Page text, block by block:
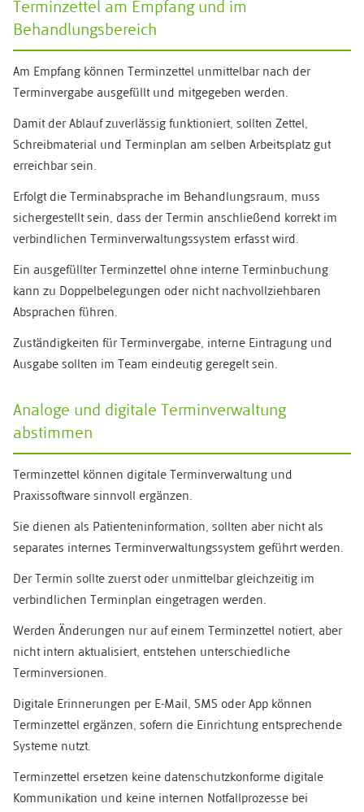
Terminzettel am Empfang und im
Behandlungsbereich
Am Empfang können Terminzettel unmittelbar nach der
Terminvergabe ausgefüllt und mitgegeben werden.
Damit der Ablauf zuverlässig funktioniert, sollten Zettel,
Schreibmaterial und Terminplan am selben Arbeitsplatz gut
erreichbar sein.
Erfolgt die Terminabsprache im Behandlungsraum, muss
sichergestellt sein, dass der Termin anschließend korrekt im
verbindlichen Terminverwaltungssystem erfasst wird.
Ein ausgefüllter Terminzettel ohne interne Terminbuchung
kann zu Doppelbelegungen oder nicht nachvollziehbaren
Absprachen führen.
Zuständigkeiten für Terminvergabe, interne Eintragung und
Ausgabe sollten im Team eindeutig geregelt sein.
Analoge und digitale Terminverwaltung
abstimmen
Terminzettel können digitale Terminverwaltung und
Praxissoftware sinnvoll ergänzen.
Sie dienen als Patienteninformation, sollten aber nicht als
separates internes Terminverwaltungssystem geführt werden.
Der Termin sollte zuerst oder unmittelbar gleichzeitig im
verbindlichen Terminplan eingetragen werden.
Werden Änderungen nur auf einem Terminzettel notiert, aber
nicht intern aktualisiert, entstehen unterschiedliche
Terminversionen.
Digitale Erinnerungen per E-Mail, SMS oder App können
Terminzettel ergänzen, sofern die Einrichtung entsprechende
Systeme nutzt.
Terminzettel ersetzen keine datenschutzkonforme digitale
Kommunikation und keine internen Notfallprozesse bei